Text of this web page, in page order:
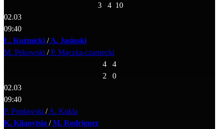
3
4 10
02.03
09:40
Ł. Kuźmicki /A. Jasinski
M. Pekowski /P. Mączka-czarnecki
4
4
2
0
02.03
09:40
P. Poplawski /A. Kukla
K. Kiianytsia /M. Rodriguez